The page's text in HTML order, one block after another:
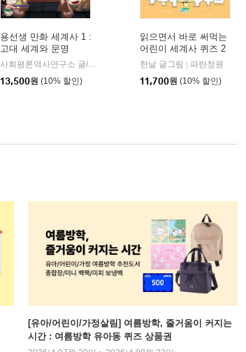
| 주니어김영사
| 주니어김영사
용선생 만화 세계사 1 :
고대 세계와 문명
사회평론역사연구소 글/팀키즈 그림/정기문 감수 | 사회평론주니어
13,500원 (10% 할인)
읽으면서 바로 써먹는
어린이 세계사 퀴즈 2
한날 글그림
파란정원
11,700원 (10% 할인)
[유아/어린이/가정살림] 여름방학, 줄거움이 커지는
시간 : 여름방학 유아동 퀴즈 상품권